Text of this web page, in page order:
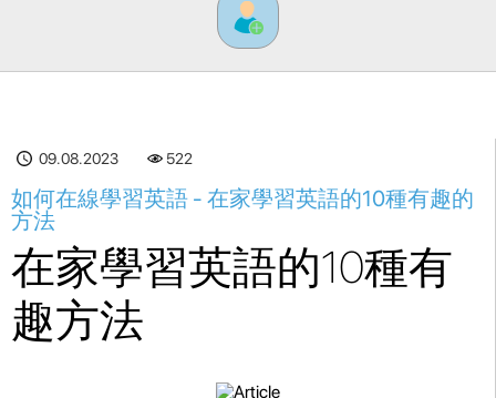
09.08.2023 522
如何在線學習英語 - 在家學習英語的10種有趣的
方法
在家學習英語的10種有
趣方法